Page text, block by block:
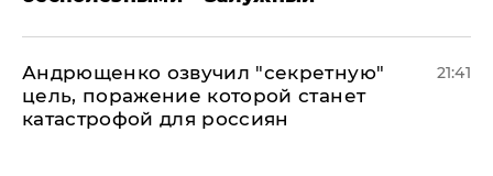
Андрющенко озвучил "секретную"
цель, поражение которой станет
катастрофой для россиян
21:41